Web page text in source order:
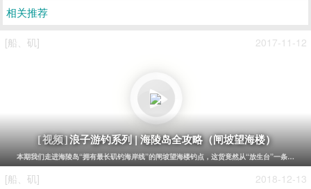
相关推荐
[船、矶] 2017-11-12
[视频]浪子游钓系列 | 海陵岛全攻略（闸坡望海楼）
本期我们走进海陵岛“拥有最长矶钓海岸线”的闸坡望海楼钓点，这货竟然从“放生台”一条栈道
[船、矶] 2018-12-13